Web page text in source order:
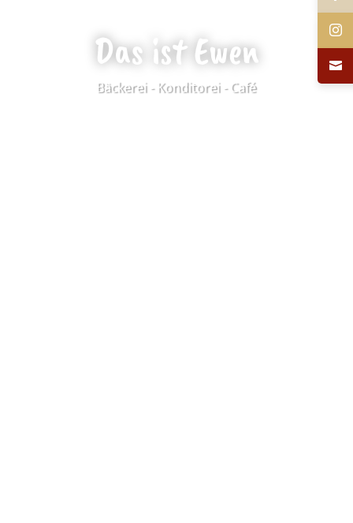
Das ist Ewen
Bäckerei - Konditorei - Café